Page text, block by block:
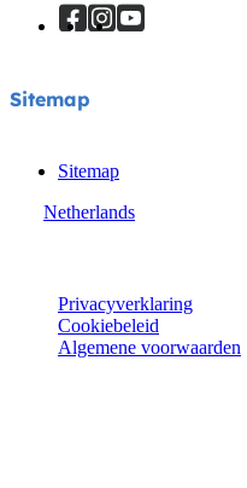
Sitemap
Sitemap
Netherlands
Privacyverklaring
Cookiebeleid
Algemene voorwaarden